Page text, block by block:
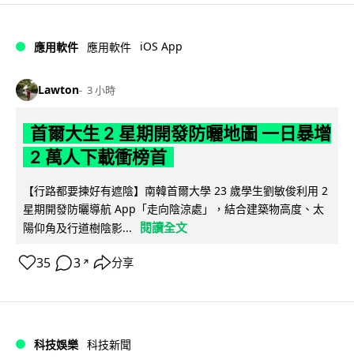
應用軟件 應用軟件 iOS App
Lawton 3 小時
首爾大生 2 星期開發防曬地圖 一日暴增
2 萬人下載衝榜首
【行路都要揀好有遮陰】南韓首爾大學 23 歲學生劉敏俊利用 2
星期開發防曬導航 App「走向陰涼處」，結合建築物高度、太
陽仰角及行道樹陰影...
閱讀全文
35 3 ↗ 分享
科技娛樂 科技新聞